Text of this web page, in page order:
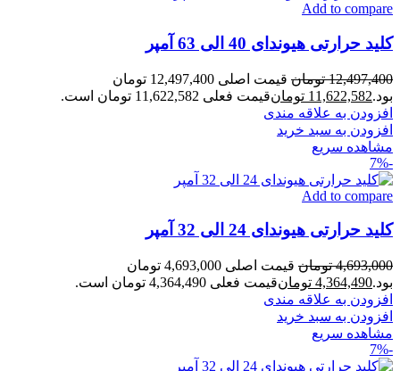
Add to compare
کلید حرارتی هیوندای 40 الی 63 آمپر
12,497,400 تومان
قیمت اصلی 12,497,400 تومان
بود.11,622,582 تومانقیمت فعلی 11,622,582 تومان است.
افزودن به علاقه مندی
افزودن به سبد خرید
مشاهده سریع
-7%
Add to compare
کلید حرارتی هیوندای 24 الی 32 آمپر
4,693,000 تومان
قیمت اصلی 4,693,000 تومان
بود.4,364,490 تومانقیمت فعلی 4,364,490 تومان است.
افزودن به علاقه مندی
افزودن به سبد خرید
مشاهده سریع
-7%